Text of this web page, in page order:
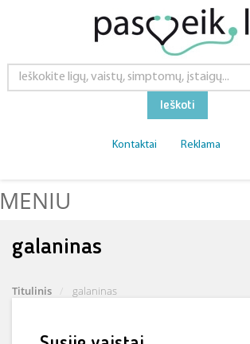
Ieškoti
Kontaktai Reklama
MENIU
galaninas
Titulinis galaninas